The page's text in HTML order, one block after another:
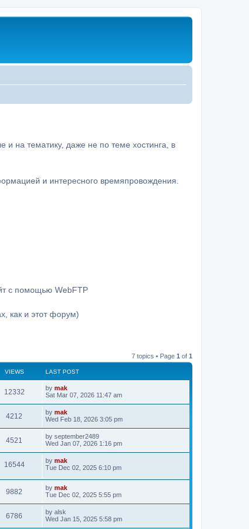
на тематику, даже не по теме хостинга, в
и интересного времяпровождения.
с помощью WebFTP
как и этот форум)
7 topics • Page 1 of 1
VIEWS LAST POST
12332 by mak
Sat Mar 07, 2026 11:47 am
4212 by mak
Wed Feb 18, 2026 3:05 pm
4521 by september2489
Wed Jan 07, 2026 1:16 pm
16544 by mak
Tue Dec 02, 2025 6:10 pm
9882 by mak
Tue Dec 02, 2025 5:55 pm
6786 by alsk
Wed Jan 15, 2025 5:58 pm